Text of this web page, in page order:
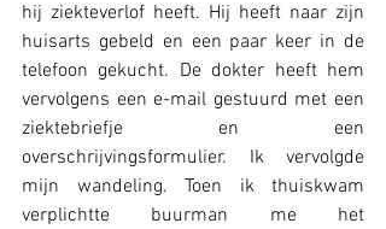
hij ziekteverlof heeft. Hij heeft naar zijn
huisarts gebeld en een paar keer in de
telefoon gekucht. De dokter heeft hem
vervolgens een e-mail gestuurd met een
ziektebriefje en een
overschrijvingsformulier. Ik vervolgde
mijn wandeling. Toen ik thuiskwam
verplichtte buurman me het